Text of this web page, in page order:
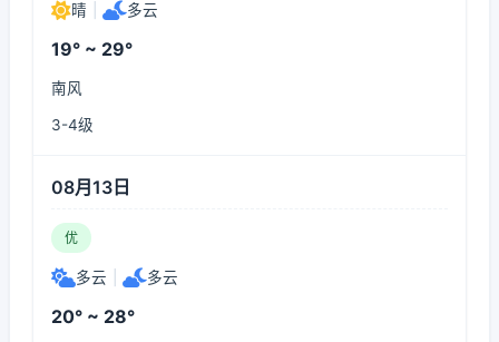
晴 多云
19° ~ 29°
南风
3-4级
08月13日
优
多云 多云
20° ~ 28°